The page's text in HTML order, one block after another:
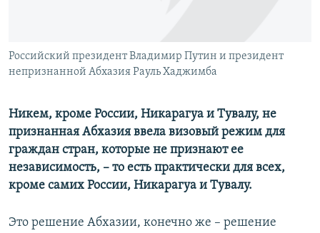
Российский президент Владимир Путин и президент
непризнанной Абхазия Рауль Хаджимба
Никем, кроме России, Никарагуа и Тувалу, не
признанная Абхазия ввела визовый режим для
граждан стран, которые не признают ее
независимость, – то есть практически для всех,
кроме самих России, Никарагуа и Тувалу.
Это решение Абхазии, конечно же – решение